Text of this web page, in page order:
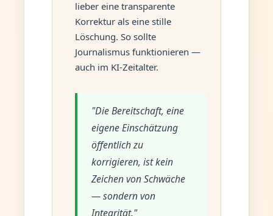
lieber eine transparente
Korrektur als eine stille
Löschung. So sollte
Journalismus funktionieren —
auch im KI-Zeitalter.
"Die Bereitschaft, eine
eigene Einschätzung
öffentlich zu
korrigieren, ist kein
Zeichen von Schwäche
— sondern von
Integrität."